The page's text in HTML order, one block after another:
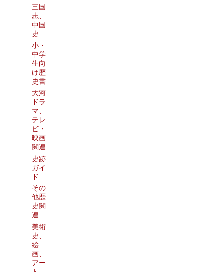
三国
志、
中国
史
小・
中学
生向
け歴
史書
大河
ドラ
マ、
テレ
ビ・
映画
関連
史跡
ガイ
ド
その
他歴
史関
連
美術
史、
絵
画、
アー